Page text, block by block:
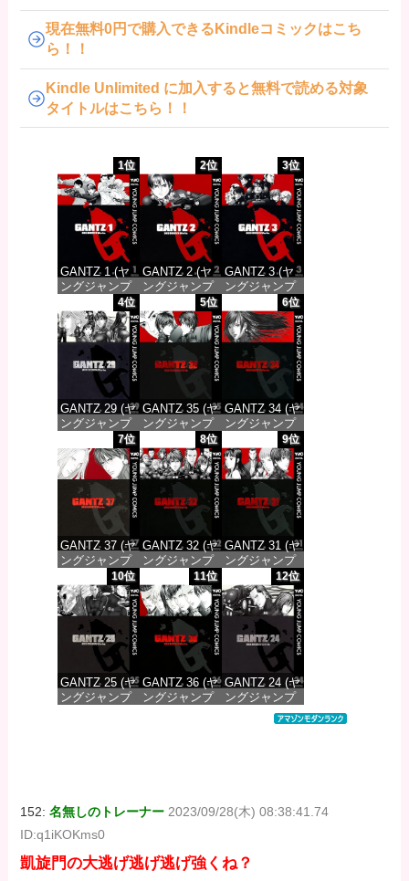
現在無料0円で購入できるKindleコミックはこち
ら！！
Kindle Unlimited に加入すると無料で読める対象
タイトルはこちら！！
1位
GANTZ 1 (ヤ
ングジャンプ
コミックス
DIGITAL)
価格：¥617
2位
GANTZ 2 (ヤ
ングジャンプ
コミックス
DIGITAL)
価格：¥617
3位
GANTZ 3 (ヤ
ングジャンプ
コミックス
DIGITAL)
価格：¥617
4位
GANTZ 29 (ヤ
ングジャンプ
コミックス
DIGITAL)
価格：¥647
5位
GANTZ 35 (ヤ
ングジャンプ
コミックス
DIGITAL)
価格：¥647
6位
GANTZ 34 (ヤ
ングジャンプ
コミックス
DIGITAL)
価格：¥647
7位
GANTZ 37 (ヤ
ングジャンプ
コミックス
DIGITAL)
価格：¥647
8位
GANTZ 32 (ヤ
ングジャンプ
コミックス
DIGITAL)
価格：¥647
9位
GANTZ 31 (ヤ
ングジャンプ
コミックス
DIGITAL)
価格：¥647
10位
GANTZ 25 (ヤ
ングジャンプ
11位
GANTZ 36 (ヤ
ングジャンプ
12位
GANTZ 24 (ヤ
ングジャンプ
コミックス
152:名無しのトレーナー 2023/09/28(木) 08:38:41.74
ID:q1iKOKms0
凱旋門の大逃げ逃げ逃げ強くね？